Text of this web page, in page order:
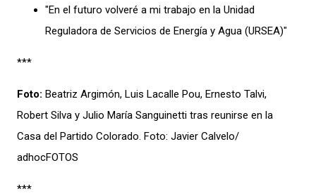
"En el futuro volveré a mi trabajo en la Unidad
Reguladora de Servicios de Energía y Agua (URSEA)"
***
Foto: Beatriz Argimón, Luis Lacalle Pou, Ernesto Talvi,
Robert Silva y Julio María Sanguinetti tras reunirse en la
Casa del Partido Colorado. Foto: Javier Calvelo/
adhocFOTOS
***